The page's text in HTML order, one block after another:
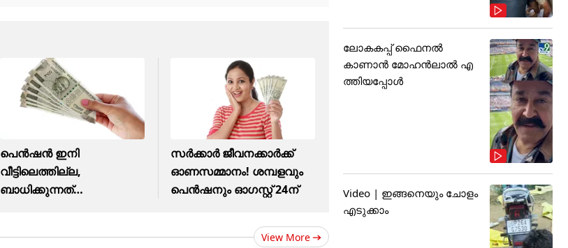
പെൻഷൻ ഇനി
വീട്ടിലെത്തില്ല,
ബാധിക്കുന്നത്
സർക്കാർ ജീവനക്കാർക്ക്
ഓണസമ്മാനം! ശമ്പളവും
പെൻഷനും ഓഗസ്റ്റ് 24ന്
View More
ലോകകപ്പ് ഫൈനൽ
കാണാൻ മോഹൻലാൽ എ
ത്തിയപ്പോൾ
Video | ഇങ്ങനെയും ചോളം
എടുക്കാം